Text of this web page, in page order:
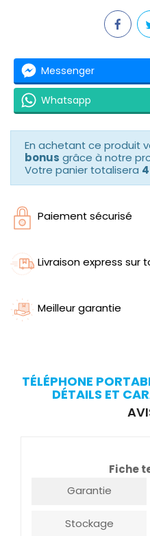
Messenger
Whatsapp
En achetant ce produit
bonus grâce à notre
Votre panier totalisera
Paiement sécurisé
Livraison express sur
Meilleur garantie
TÉLÉPHONE
DÉTAILS ET
Fiche
Garantie
Stockage